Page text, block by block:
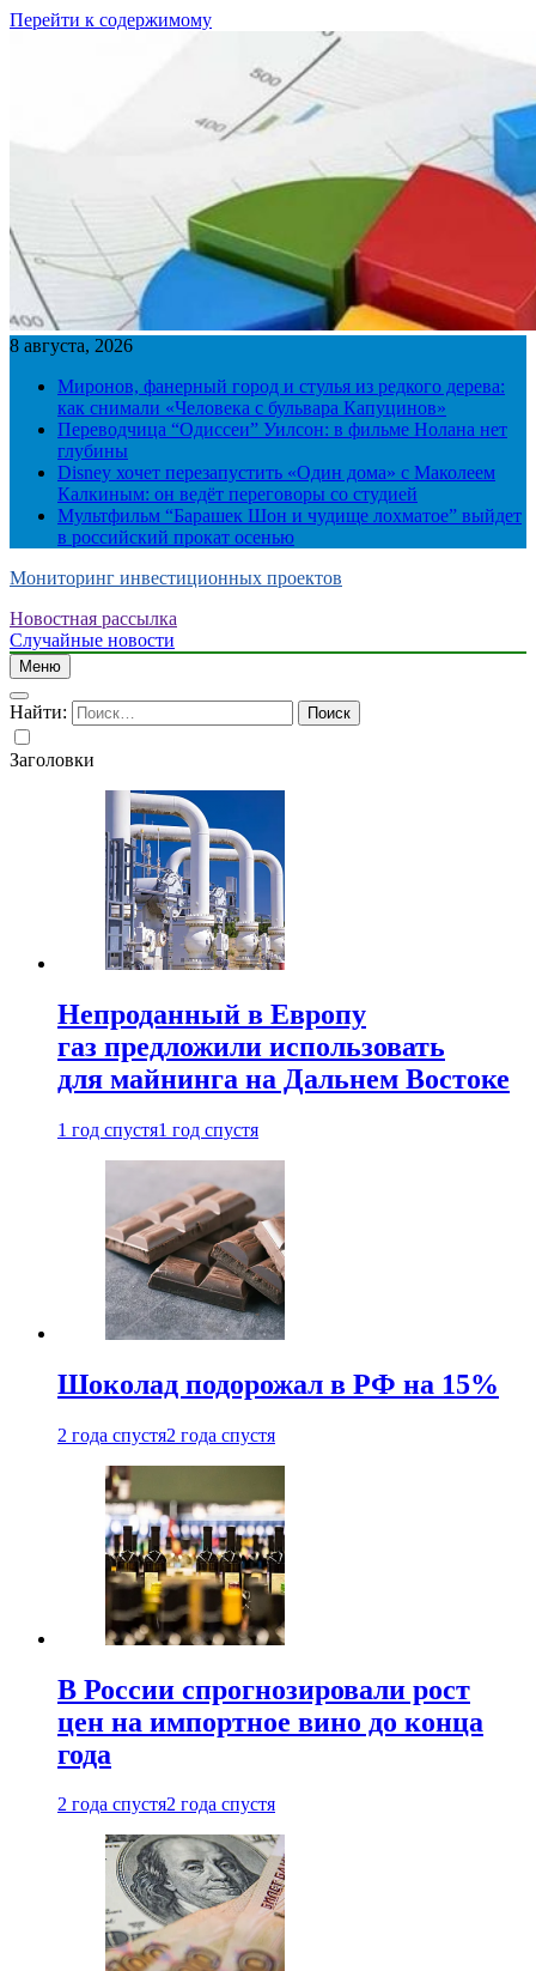
Перейти к содержимому
8 августа, 2026
Миронов, фанерный город и стулья из редкого дерева:
как снимали «Человека с бульвара Капуцинов»
Переводчица “Одиссеи” Уилсон: в фильме Нолана нет
глубины
Disney хочет перезапустить «Один дома» с Маколеем
Калкиным: он ведёт переговоры со студией
Мультфильм “Барашек Шон и чудище лохматое” выйдет
в российский прокат осенью
Мониторинг инвестиционных проектов
Новостная рассылка
Случайные новости
Меню
Найти:
Заголовки
Непроданный в Европу
газ предложили использовать
для майнинга на Дальнем Востоке
1 год спустя1 год спустя
Шоколад подорожал в РФ на 15%
2 года спустя2 года спустя
В России спрогнозировали рост
цен на импортное вино до конца
года
2 года спустя2 года спустя